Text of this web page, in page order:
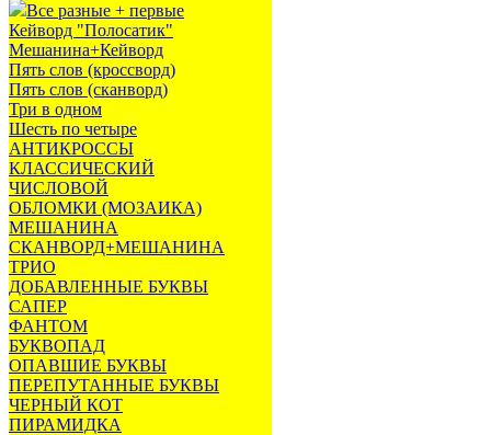
Все разные + первые
Кейворд "Полосатик"
Мешанина+Кейворд
Пять слов (кроссворд)
Пять слов (сканворд)
Три в одном
Шесть по четыре
АНТИКРОССЫ
КЛАССИЧЕСКИЙ
ЧИСЛОВОЙ
ОБЛОМКИ (МОЗАИКА)
МЕШАНИНА
СКАНВОРД+МЕШАНИНА
ТРИО
ДОБАВЛЕННЫЕ БУКВЫ
САПЕР
ФАНТОМ
БУКВОПАД
ОПАВШИЕ БУКВЫ
ПЕРЕПУТАННЫЕ БУКВЫ
ЧЕРНЫЙ КОТ
ПИРАМИДКА